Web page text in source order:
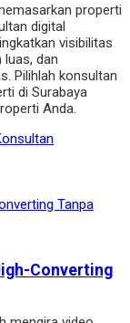
properti
digital
visibilitas
luas, dan
Pilihlah konsultan
di Surabaya
Anda.
Converting